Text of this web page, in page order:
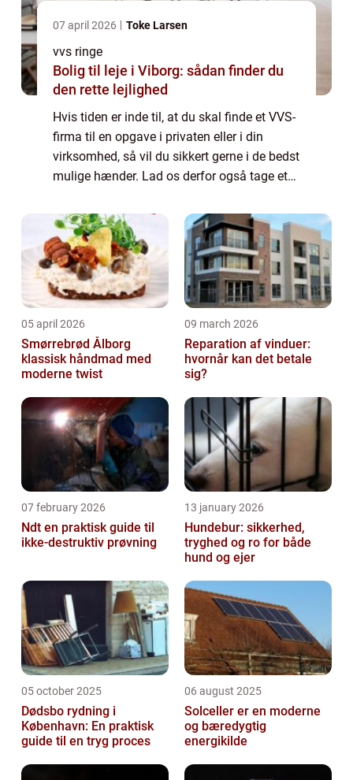
07 april 2026 Toke Larsen
vvs ringe
Bolig til leje i Viborg: sådan finder du
den rette lejlighed
Hvis tiden er inde til, at du skal finde et VVS-
firma til en opgave i privaten eller i din
virksomhed, så vil du sikkert gerne i de bedst
mulige hænder. Lad os derfor også tage et
05 april 2026
Smørrebrød Ålborg
klassisk håndmad med
moderne twist
09 march 2026
Reparation af vinduer:
hvornår kan det betale
sig?
07 february 2026
Ndt en praktisk guide til
ikke-destruktiv prøvning
13 january 2026
Hundebur: sikkerhed,
tryghed og ro for både
hund og ejer
05 october 2025
Dødsbo rydning i
København: En praktisk
guide til en tryg proces
06 august 2025
Solceller er en moderne
og bæredygtig
energikilde